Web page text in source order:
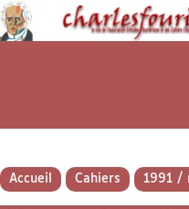
Accueil Cahiers 1991 /